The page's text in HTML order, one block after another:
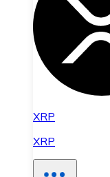
XRP
XRP